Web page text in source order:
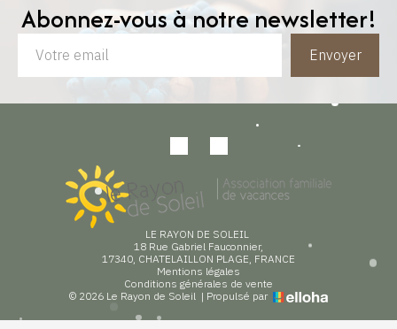
Abonnez-vous à notre newsletter!
Envoyer
LE RAYON DE SOLEIL
18 Rue Gabriel Fauconnier,
17340, CHATELAILLON PLAGE, FRANCE
Mentions légales
Conditions générales de vente
© 2026 Le Rayon de Soleil | Propulsé par